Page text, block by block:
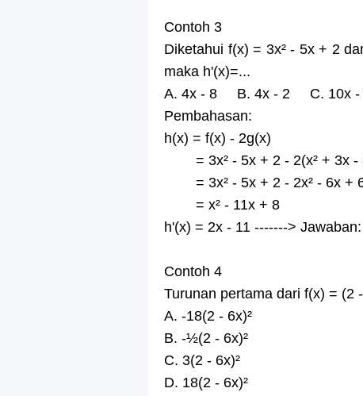
Contoh 3
Diketahui f(x) = 3x² - 5x + 2
maka h'(x)=...
A. 4x - 8 B. 4x - 2 C. 10x
Pembahasan:
h(x) = f(x) - 2g(x)
= 3x² - 5x + 2 - 2(x² + 3x -
= 3x² - 5x + 2 - 2x² - 6x +
= x² - 11x + 8
h'(x) = 2x - 11 ------->
Contoh 4
Turunan pertama dari f(x) = (2
A. -18(2 - 6x)²
B. -½(2 - 6x)²
C. 3(2 - 6x)²
D. 18(2 - 6x)²